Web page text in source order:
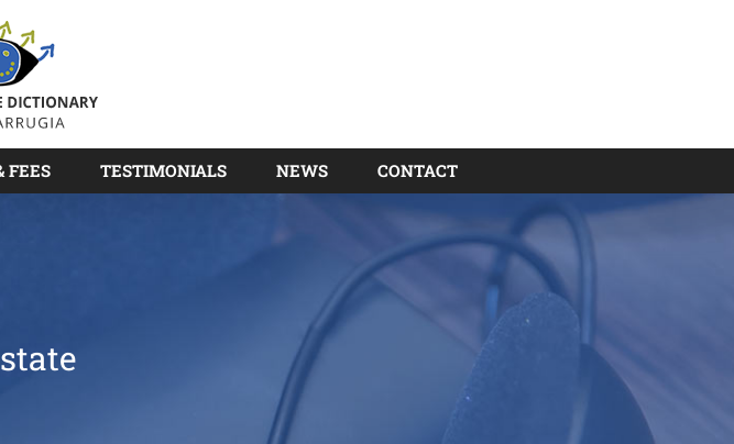
FEES TESTIMONIALS NEWS CONTACT